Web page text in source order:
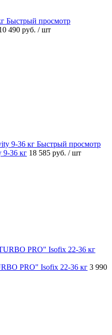
Быстрый просмотр
490 руб. / шт
Быстрый просмотр
9-36 кг 18 585 руб. / шт
PRO" Isofix 22-36 кг 3 990